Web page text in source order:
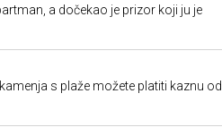
a dočekao je prizor koji ju je
s plaže možete platiti kaznu od